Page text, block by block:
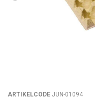
ARTIKELCODE JUN-01094